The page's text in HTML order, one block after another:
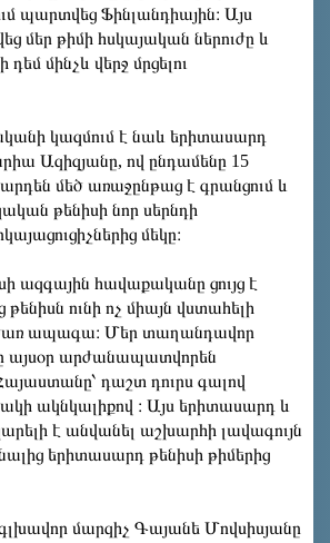
պարտվեց Ֆինլանդիային։ Այս
մեր թիմի հսկայական ներուժը և
դեմ մինչև վերջ մրցելու
կազմում է նաև երիտասարդ
Ազիզյանը, ով ընդամենը 15
մեծ առաջընթաց է գրանցում և
թենիսի նոր սերնդի
մեկը։
ազգային հավաքականը ցույց է
ունի ոչ միայն վստահելի
ապագա։ Մեր տաղանդավոր
այսօր արժանապատվորեն
դաշտ դուրս գալով
ակնկալիքով ։ Այս երիտասարդ և
է անվանել աշխարհի լավագույն
երիտասարդ թենիսի թիմերից
մարզիչ Գայանե Մովսիսյանը